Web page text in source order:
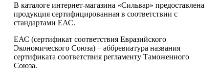
В каталоге интернет-магазина «Сильвар» предоставлена
продукция сертифицированная в соответствии с
стандартами ЕАС.
ЕАС (сертификат соответствия Евразийского
Экономического Союза) – аббревиатура названия
сертификата соответствия регламенту Таможенного
Союза.